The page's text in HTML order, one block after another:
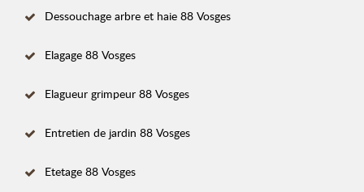
Dessouchage arbre et haie 88 Vosges
Elagage 88 Vosges
Elagueur grimpeur 88 Vosges
Entretien de jardin 88 Vosges
Etetage 88 Vosges